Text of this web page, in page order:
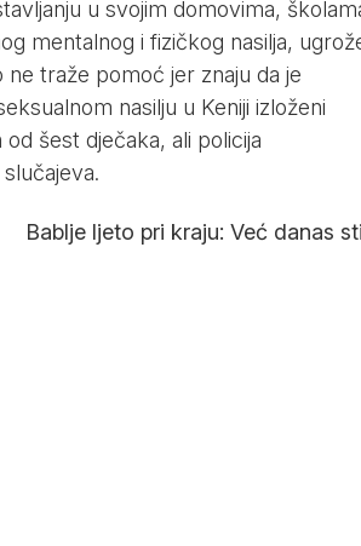
u svojim domovima,
mentalnog i fizičkog nasilja,
ne traže pomoć jer znaju da je
nasilju u Keniji izloženi
šest dječaka, ali policija
Bablje ljeto pri kraju: Već danas